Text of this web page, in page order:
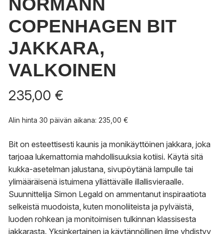
NORMANN
COPENHAGEN BIT
JAKKARA,
VALKOINEN
235,00 €
Alin hinta 30 päivän aikana: 235,00 €
Bit on esteettisesti kaunis ja monikäyttöinen jakkara, joka
tarjoaa lukemattomia mahdollisuuksia kotiisi. Käytä sitä
kukka-asetelman jalustana, sivupöytänä lampulle tai
ylimääräisenä istuimena yllättävälle illallisvieraalle.
Suunnittelija Simon Legald on ammentanut inspiraatiota
selkeistä muodoista, kuten monoliiteista ja pylväistä,
luoden rohkean ja monitoimisen tulkinnan klassisesta
jakkarasta. Yksinkertainen ja käytännöllinen ilme yhdistyy